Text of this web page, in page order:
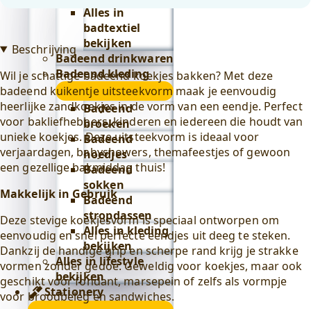
Alles in
badtextiel
bekijken
Badeend drinkwaren
Badeend kleding
submenu
Badeend
broeken
Badeend
hoedjes
Badeend
sokken
Badeend
stropdassen
Alles in kleding
bekijken
Alles in lifestyle
bekijken
Stationery
Beschrijving
Wil je schattige badeend koekjes bakken? Met deze
badeend kuikentje uitsteekvorm maak je eenvoudig
heerlijke zandkoekjes in de vorm van een eendje. Perfect
voor bakliefhebbers, kinderen en iedereen die houdt van
unieke koekjes. Deze uitsteekvorm is ideaal voor
verjaardagen, babyshowers, themafeestjes of gewoon
een gezellige bakmiddag thuis!
Makkelijk in Gebruik
Deze stevige koekjesvorm is speciaal ontworpen om
eenvoudig en snel perfecte eendjes uit deeg te steken.
Dankzij de handige grip en scherpe rand krijg je strakke
vormen zonder gedoe. Geweldig voor koekjes, maar ook
geschikt voor fondant, marsepein of zelfs als vormpje
voor broodbeleg en sandwiches.